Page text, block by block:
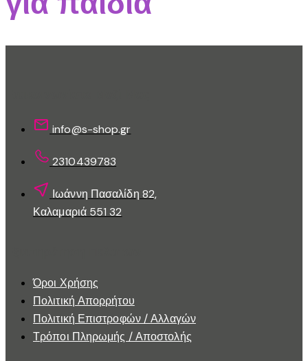
info@s-shop.gr
2310439783
Ιωάννη Πασαλίδη 82,
Καλαμαριά 551 32
Όροι Χρήσης
Πολιτική Απορρήτου
Πολιτική Επιστροφών / Αλλαγών
Τρόποι Πληρωμής / Αποστολής